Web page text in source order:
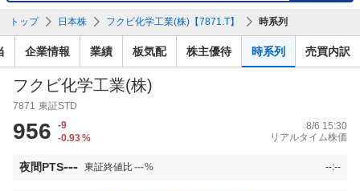
検
トップ 日本株 フクビ化学工業(株)【7871.T】 時系列
企業情報 業績 板気配 株主優待 時系列 売買内訳
フクビ化学工業(株)
7871 東証STD
956
-9
-0.93%
8/6 15:30
リアルタイム株価
夜間PTS--- 東証終値比---% --:--